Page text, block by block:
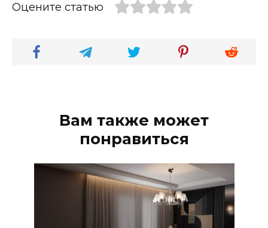
Оцените статью
Вам также может
понравиться